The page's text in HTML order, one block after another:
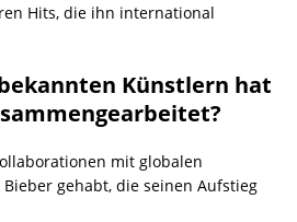
Hits, die ihn international
Künstlern hat
mit globalen
gehabt, die seinen Aufstieg